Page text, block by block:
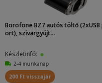
Borofone BZ7 autós töltő (2xUSB
ort), szivargyújt...
Készletinfó:
2-4 munkanap
200 Ft visszajár